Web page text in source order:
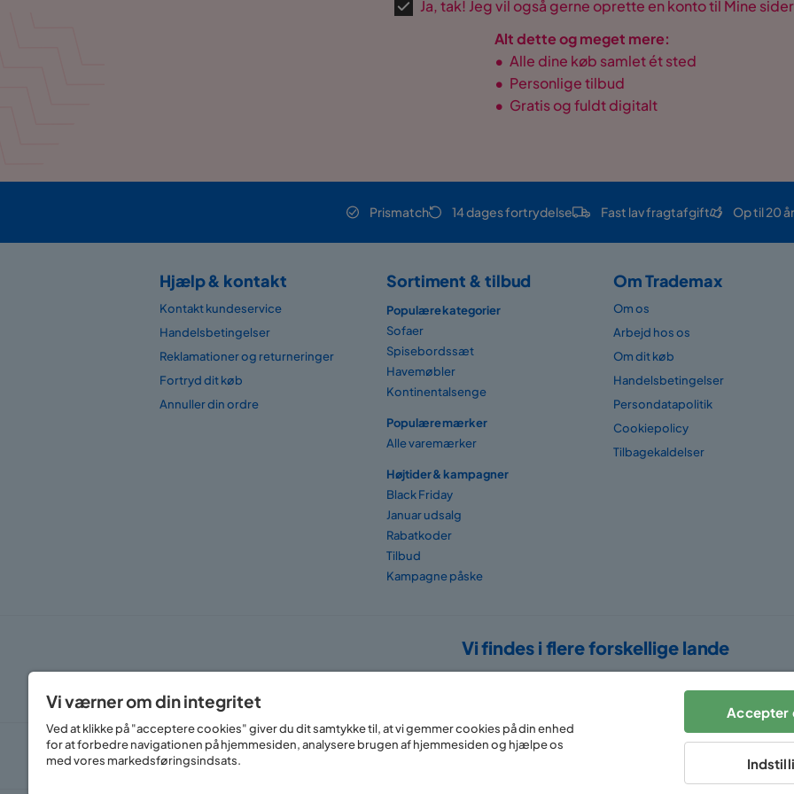
Ja, tak! Jeg vil også gerne oprette en konto til Mine
Alt dette og meget mere:
• Alle dine køb samlet ét sted
• Personlige tilbud
• Gratis og fuldt digitalt
Prismatch 14 dages fortrydelse Fast lav fragtafgift Op til 20
Hjælp & kontakt
Kontakt kundeservice
Handelsbetingelser
Reklamationer og returneringer
Fortryd dit køb
Annuller din ordre
Sortiment & tilbud
Populære kategorier
Sofaer
Spisebordssæt
Havemøbler
Kontinentalsenge
Populære mærker
Alle varemærker
Højtider & kampagner
Black Friday
Januar udsalg
Rabatkoder
Tilbud
Kampagne påske
Om Trademax
Om os
Arbejd hos os
Om dit køb
Handelsbetingelser
Persondatapolitik
Cookiepolicy
Tilbagekaldelser
Vi findes i flere forskellige lande
Vi værner om din integritet
Ved at klikke på "acceptere cookies" giver du dit samtykke til, at vi gemmer cookies på din enhed
for at forbedre navigationen på hjemmesiden, analysere brugen af hjemmesiden og hjælpe os
med vores markedsføringsindsats.
Accepter